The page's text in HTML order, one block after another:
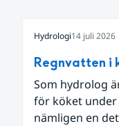
Hydrologi14 juli 2026
Regnvatten i
Som hydrolog
för köket under
nämligen en